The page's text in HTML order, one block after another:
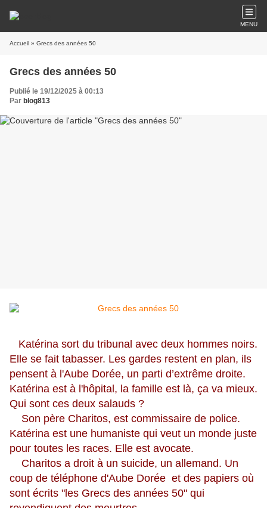
MENU
Accueil » Grecs des années 50
Grecs des années 50
Publié le 19/12/2025 à 00:13
Par blog813
Katérina sort du tribunal avec deux hommes noirs.
Elle se fait tabasser. Les gardes restent en plan, ils
pensent à l'Aube Dorée, un parti d’extrême droite.
Katérina est à l'hôpital, la famille est là, ça va mieux.
Qui sont ces deux salauds ?
Son père Charitos, est commissaire de police.
Katérina est une humaniste qui veut un monde juste
pour toutes les races. Elle est avocate.
Charitos a droit à un suicide, un allemand. Un
coup de téléphone d'Aube Dorée et des papiers où
sont écrits "les Grecs des années 50" qui